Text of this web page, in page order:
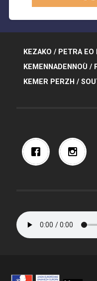
KEZAKO / PETRA EO
KEMENNADENNOÙ /
KEMER PERZH /